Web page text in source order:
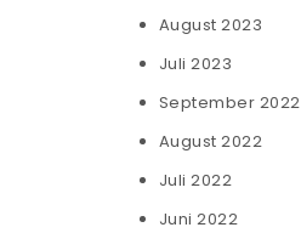
August 2023
Juli 2023
September 2022
August 2022
Juli 2022
Juni 2022